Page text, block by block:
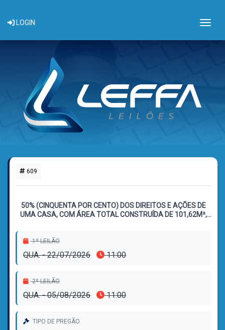
LOGIN
609
50% (CINQUENTA POR CENTO) DOS DIREITOS E AÇÕES DE
UMA CASA, COM ÁREA TOTAL CONSTRUÍDA DE 101,62M²,
1º LEILÃO
QUA. - 22/07/2026 11:00
2º LEILÃO
QUA. - 05/08/2026 11:00
TIPO DE PREGÃO